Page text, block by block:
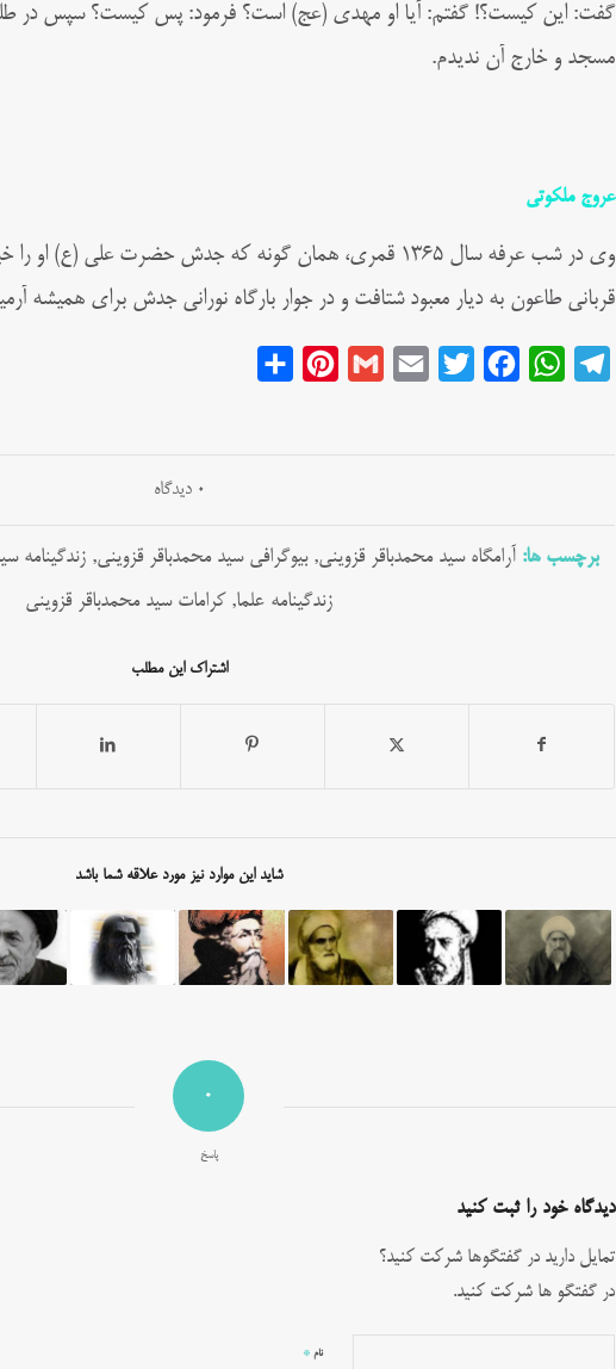
گفت: اين كيست؟! گفتم: آيا او مهدى (عج) است؟ فرمود: پس كيست؟ سپس در
مسجد و خارج آن نديدم.
عروج ملکوتی
وی در شب عرفه سال۱۳۶۵ قمری، همان‌ گونه که جدش حضرت علی (ع) او را خبر
قربانی طاعون به دیار معبود شتافت و در جوار بارگاه نورانی جدش برای همیشه
Telegram
WhatsApp
Facebook
Twitter
Email
Gmail
Pinterest
0 دیدگاه
برچسب ها: آرامگاه سید محمدباقر قزوینی,بیوگرافی سید محمدباقر قزوینی, زندگینامه
زندگینامه علما, کرامات سید محمدباقر قزوینی
اشتراک این مطلب
شاید این موارد نیز مورد علاقه شما باشد
0
پاسخ
دیدگاه خود را ثبت کنید
تمایل دارید در گفتگوها شرکت کنید؟
در گفتگو ها شرکت کنید.
نام*